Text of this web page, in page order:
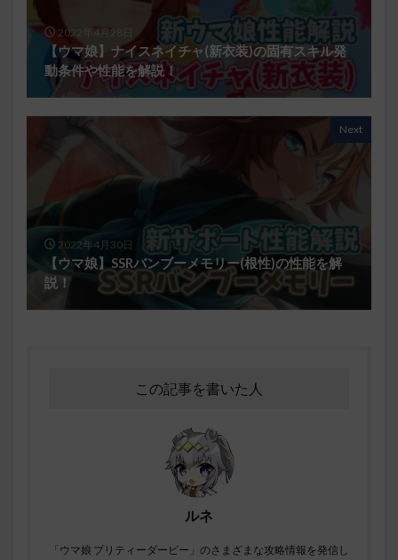
2022年4月28日
【ウマ娘】ナイスネイチャ(新衣装)の固有スキル発
動条件や性能を解説！
Next
2022年4月30日
【ウマ娘】SSRバンブーメモリー(根性)の性能を解
説！
この記事を書いた人
ルネ
「ウマ娘 プリティーダービー」のさまざまな攻略情報を発信し